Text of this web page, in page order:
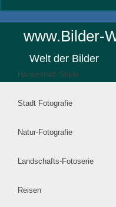
www.Bilder-
Welt der Bilder
Hansestadt Stade
Stadt Fotografie
Natur-Fotografie
Landschafts-Fotoserie
Reisen